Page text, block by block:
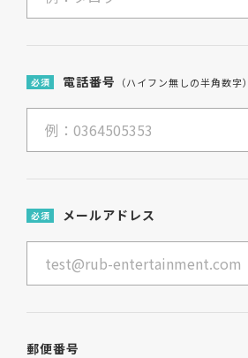
必須 電話番号 （ハイフン無しの半角数字）
必須 メールアドレス
郵便番号